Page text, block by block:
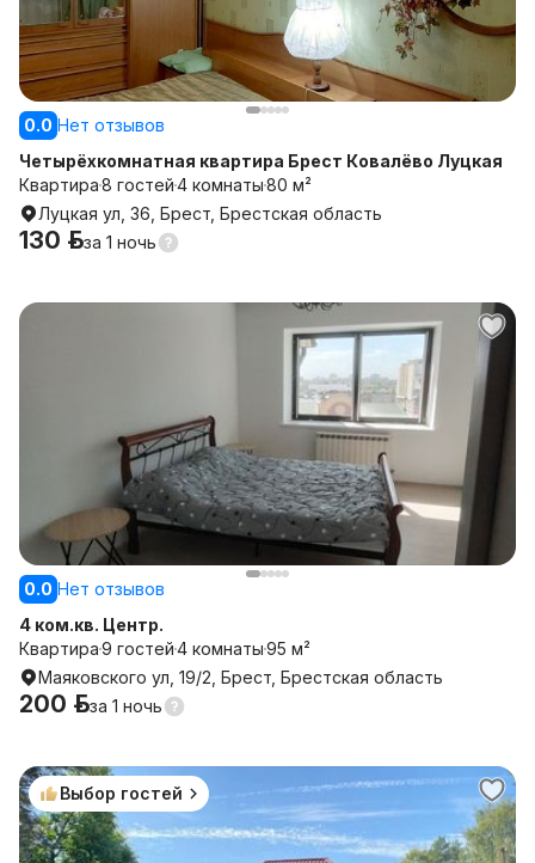
0.0 Нет отзывов
Четырёхкомнатная квартира Брест Ковалёво Луцкая
Квартира8 гостей4 комнаты80 м²
Луцкая ул, 36, Брест, Брестская область
130 р.за 1 ночь
0.0 Нет отзывов
4 ком.кв. Центр.
Квартира9 гостей4 комнаты95 м²
Маяковского ул, 19/2, Брест, Брестская область
200 р.за 1 ночь
Выбор гостей